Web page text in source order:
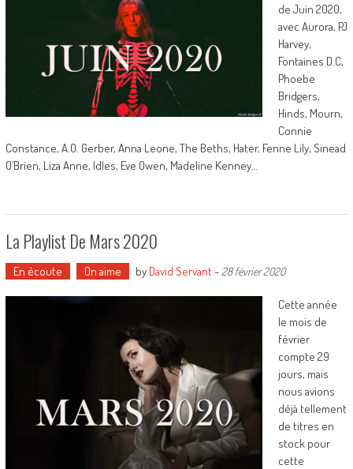
de Juin 2020,
avec Aurora, PJ
Harvey,
Fontaines D.C,
Phoebe
Bridgers,
Hinds, Mourn,
Connie
Constance, A.O. Gerber, Anna Leone, The Beths, Hater, Fenne Lily, Sinead
O’Brien, Liza Anne, Idles, Eve Owen, Madeline Kenney…
La Playlist De Mars 2020
En écoute On aime by David Servant- 28 février 2020
Cette année
le mois de
février
compte 29
jours, mais
nous avions
déjà tellement
de titres en
stock pour
cette